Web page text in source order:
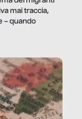
mai traccia,
– quando